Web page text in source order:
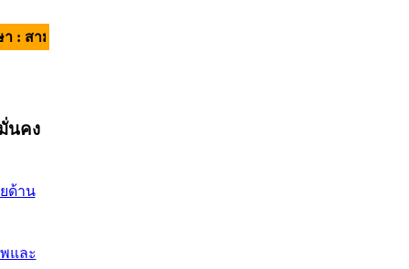
คคี มีวินัย ใส่ใจบริการ | อัตลักษณ์ของผู้เรียน : วินัยดี มีทักษะ |
นคง
ด้าน
และ